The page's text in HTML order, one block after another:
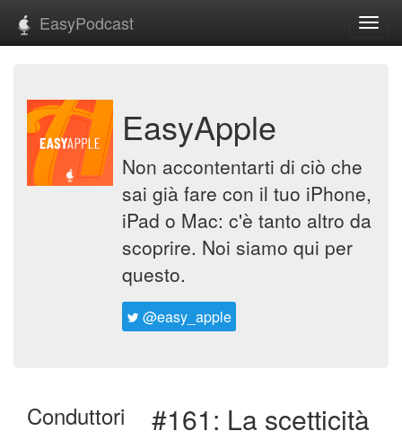
EasyPodcast
EasyApple
Non accontentarti di ciò che
sai già fare con il tuo iPhone,
iPad o Mac: c'è tanto altro da
scoprire. Noi siamo qui per
questo.
@easy_apple
Conduttori #161: La scetticità